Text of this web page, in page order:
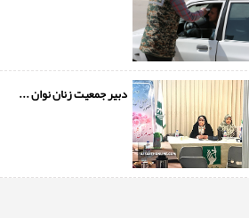
دبیر جمعیت زنان نوان ...